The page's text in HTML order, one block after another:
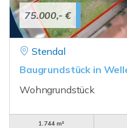
75.000,- €
Stendal
Baugrundstück in
Wohngrundstück
1.744 m²